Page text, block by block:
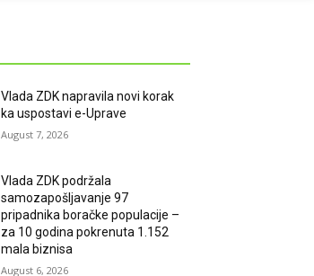
Vlada ZDK napravila novi korak
ka uspostavi e-Uprave
August 7, 2026
Vlada ZDK podržala
samozapošljavanje 97
pripadnika boračke populacije –
za 10 godina pokrenuta 1.152
mala biznisa
August 6, 2026